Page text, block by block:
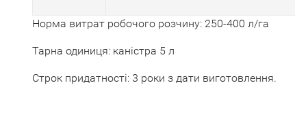
Норма витрат робочого розчину: 250-400 л/га
Тарна одиниця: каністра 5 л
Строк придатності: 3 роки з дати виготовлення.